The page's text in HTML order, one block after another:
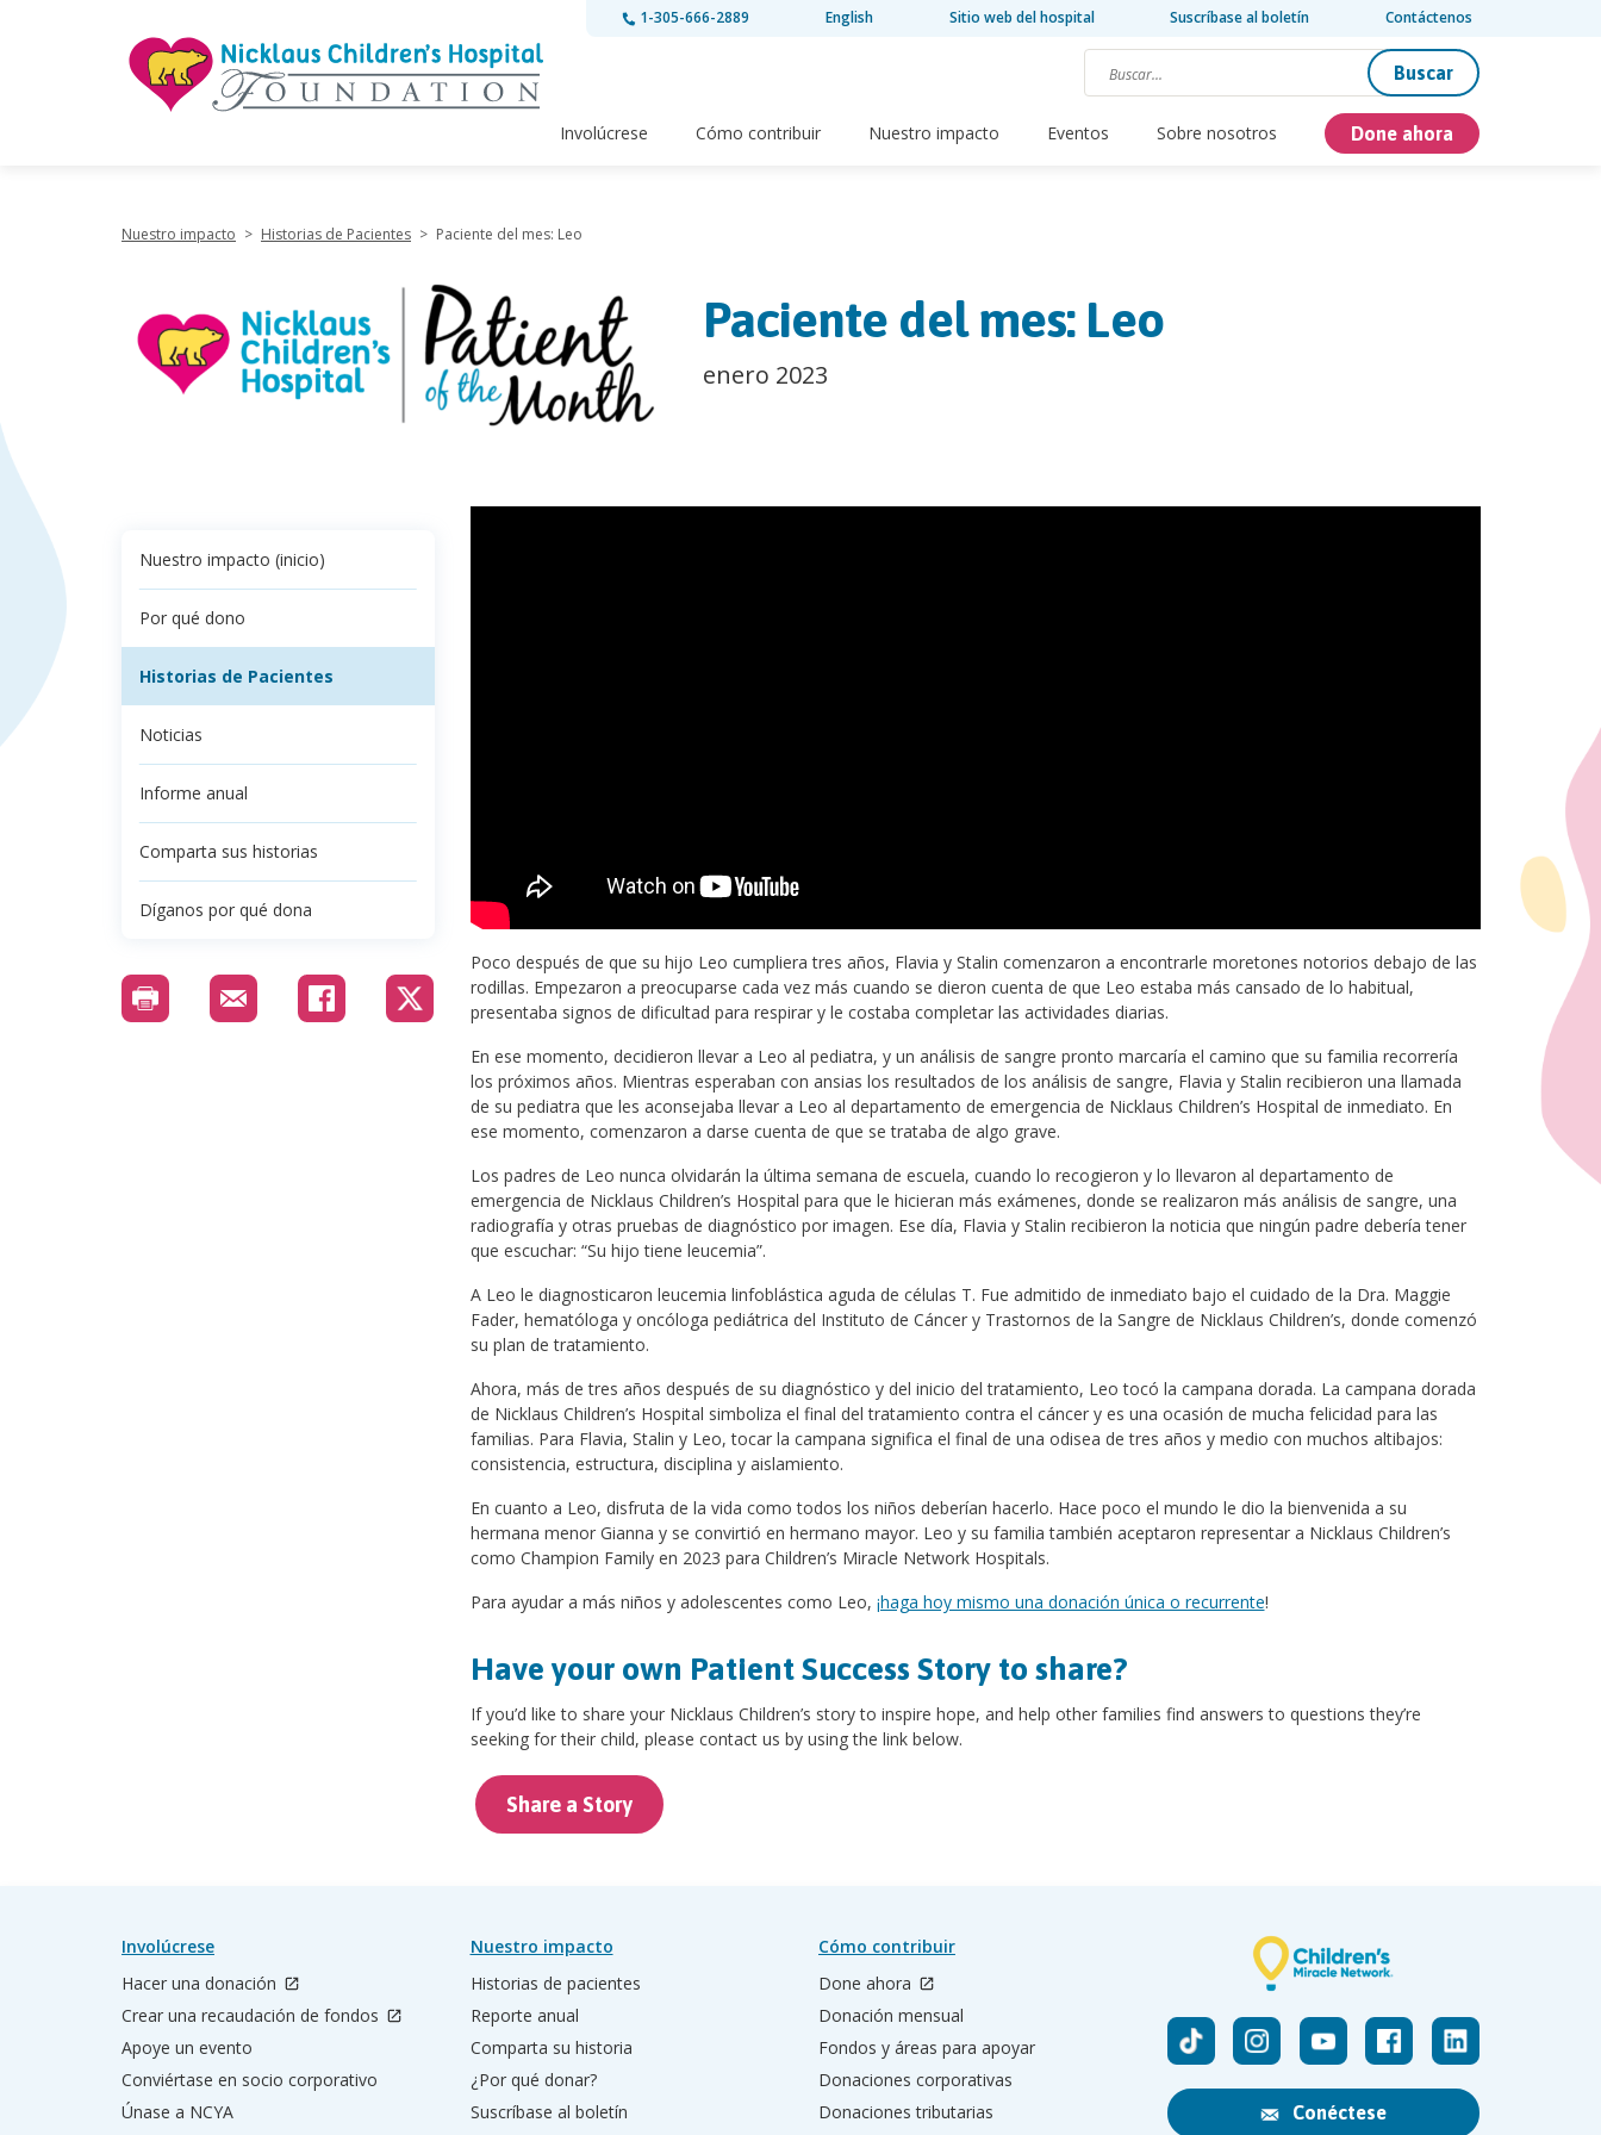
1-305-666-2889 English Sitio web del hospital Suscríbase al boletín Contáctenos
Buscar
Involúcrese Cómo contribuir Nuestro impacto Eventos Sobre nosotros Done ahora
Nuestro impacto > Historias de Pacientes > Paciente del mes: Leo
Paciente del mes: Leo
enero 2023
Nuestro impacto (inicio)
Por qué dono
Historias de Pacientes
Noticias
Informe anual
Comparta sus historias
Díganos por qué dona
Poco después de que su hijo Leo cumpliera tres años, Flavia y Stalin comenzaron a encontrarle moretones notorios debajo de las
rodillas. Empezaron a preocuparse cada vez más cuando se dieron cuenta de que Leo estaba más cansado de lo habitual,
presentaba signos de dificultad para respirar y le costaba completar las actividades diarias.
En ese momento, decidieron llevar a Leo al pediatra, y un análisis de sangre pronto marcaría el camino que su familia recorrería
los próximos años. Mientras esperaban con ansias los resultados de los análisis de sangre, Flavia y Stalin recibieron una llamada
de su pediatra que les aconsejaba llevar a Leo al departamento de emergencia de Nicklaus Children’s Hospital de inmediato. En
ese momento, comenzaron a darse cuenta de que se trataba de algo grave.
Los padres de Leo nunca olvidarán la última semana de escuela, cuando lo recogieron y lo llevaron al departamento de
emergencia de Nicklaus Children’s Hospital para que le hicieran más exámenes, donde se realizaron más análisis de sangre, una
radiografía y otras pruebas de diagnóstico por imagen. Ese día, Flavia y Stalin recibieron la noticia que ningún padre debería tener
que escuchar: “Su hijo tiene leucemia”.
A Leo le diagnosticaron leucemia linfoblástica aguda de células T. Fue admitido de inmediato bajo el cuidado de la Dra. Maggie
Fader, hematóloga y oncóloga pediátrica del Instituto de Cáncer y Trastornos de la Sangre de Nicklaus Children’s, donde comenzó
su plan de tratamiento.
Ahora, más de tres años después de su diagnóstico y del inicio del tratamiento, Leo tocó la campana dorada. La campana dorada
de Nicklaus Children’s Hospital simboliza el final del tratamiento contra el cáncer y es una ocasión de mucha felicidad para las
familias. Para Flavia, Stalin y Leo, tocar la campana significa el final de una odisea de tres años y medio con muchos altibajos:
consistencia, estructura, disciplina y aislamiento.
En cuanto a Leo, disfruta de la vida como todos los niños deberían hacerlo. Hace poco el mundo le dio la bienvenida a su
hermana menor Gianna y se convirtió en hermano mayor. Leo y su familia también aceptaron representar a Nicklaus Children’s
como Champion Family en 2023 para Children’s Miracle Network Hospitals.
Para ayudar a más niños y adolescentes como Leo, ¡haga hoy mismo una donación única o recurrente!
Have your own Patient Success Story to share?
If you’d like to share your Nicklaus Children’s story to inspire hope, and help other families find answers to questions they’re
seeking for their child, please contact us by using the link below.
Share a Story
Conéctese
Involúcrese
Hacer una donación
Crear una recaudación de fondos
Apoye un evento
Conviértase en socio corporativo
Únase a NCYA
Nuestro impacto
Historias de pacientes
Reporte anual
Comparta su historia
¿Por qué donar?
Suscríbase al boletín
Cómo contribuir
Done ahora
Donación mensual
Fondos y áreas para apoyar
Donaciones corporativas
Donaciones tributarias